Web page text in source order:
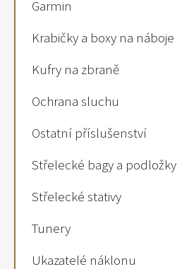
Garmin
Krabičky a boxy na náboje
Kufry na zbraně
Ochrana sluchu
Ostatní příslušenství
Střelecké bagy a podložky
Střelecké stativy
Tunery
Ukazatelé náklonu